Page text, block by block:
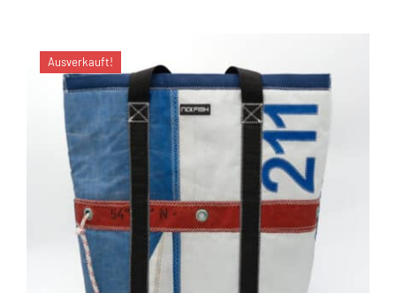
Ausverkauft!